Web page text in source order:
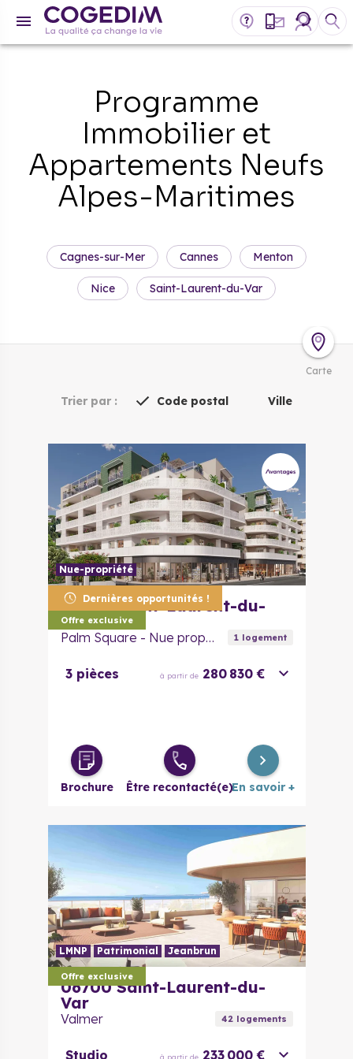
Programme
Immobilier et
Appartements Neufs
Alpes-Maritimes
Cagnes-sur-Mer Cannes Menton
Nice Saint-Laurent-du-Var
Carte
Trier par : Code postal Ville
Dernières opportunités !
Offre exclusive
Nue-propriété
06700 Saint-Laurent-du-
Var
Palm Square - Nue propriété 1logement
3 pièces à partir de 280 830 €
Brochure Être recontacté(e)En savoir +
Offre exclusive
LMNP Patrimonial Jeanbrun
06700 Saint-Laurent-du-
Var
Valmer 42logements
Studio à partir de 233 000 €